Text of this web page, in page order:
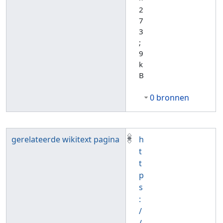
2
7
3
;
9
k
B
0 bronnen
gerelateerde wikitext pagina
h
t
t
p
s
:
/